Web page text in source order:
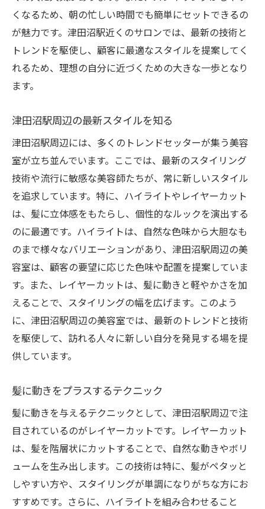
髪の健康を守るための注意点
リアルなビフォーアフターを参考にする
日常が輝く津田沼駅のハイライトで魅力を倍増
津田沼駅で見つける自然な輝き
自分らしさを引き出すカラー選び
美容師の技術で差がつく仕上がり
自宅でのメンテナンス方法
津田沼駅で体験するレイヤーカットの魔法的な
効果
レイヤーカットの魔法を知る
津田沼駅で体験する驚きの効果
髪に動きを生むカット術
日常に取り入れたいレイヤースタイル
スタイリストの技術で変わる印象
定期的なカットで維持する美しさ
レイヤーカットとハイライト津田沼駅で理想の
理想のスタイルを作るポイント
レイヤーカットとハイライトの組み合わせ
津田沼駅周辺でのベストオプション
自分に合ったスタイルを見つける方法
スタイルチェンジに必要な相談
最新技術で叶えるスタイル
くなるため、朝の忙しい時間でも簡単にセットできるの
が魅力です。津田沼駅近くのサロンでは、最新の技術と
トレンドを駆使し、顧客に最適なスタイルを提案してく
れるため、理想の自分に近づくための大きな一歩となり
ます。
津田沼駅周辺の最新スタイルを知る
津田沼駅周辺には、多くのトレンドセッターが集う美容
室が立ち並んでいます。ここでは、最新のスタイリング
技術や流行に敏感な美容師たちが、常に新しいスタイル
を追求しています。特に、ハイライトやレイヤーカット
は、髪に立体感をもたらし、個性的なルックを演出する
のに最適です。ハイライトは、自然な色味から大胆なも
のまで様々なバリエーションがあり、津田沼駅周辺の美
容室は、顧客の要望に応じた色味や配置を提案していま
す。また、レイヤーカットは、髪に動きと軽やかさを加
えることで、スタイリングの幅を広げます。このよう
に、津田沼駅周辺の美容室では、最新のトレンドと技術
を駆使して、訪れる人々に新しい自分を発見する場を提
供しています。
髪に動きをプラスするテクニック
髪に動きを与えるテクニックとして、津田沼駅周辺で注
目されているのがレイヤーカットです。レイヤーカット
は、髪を階層状にカットすることで、自然な動きやボリ
ュームを生み出します。この技術は特に、髪がペタッと
しやすい方や、スタイリングが単調になりがちな方にお
すすめです。さらに、ハイライトを組み合わせること